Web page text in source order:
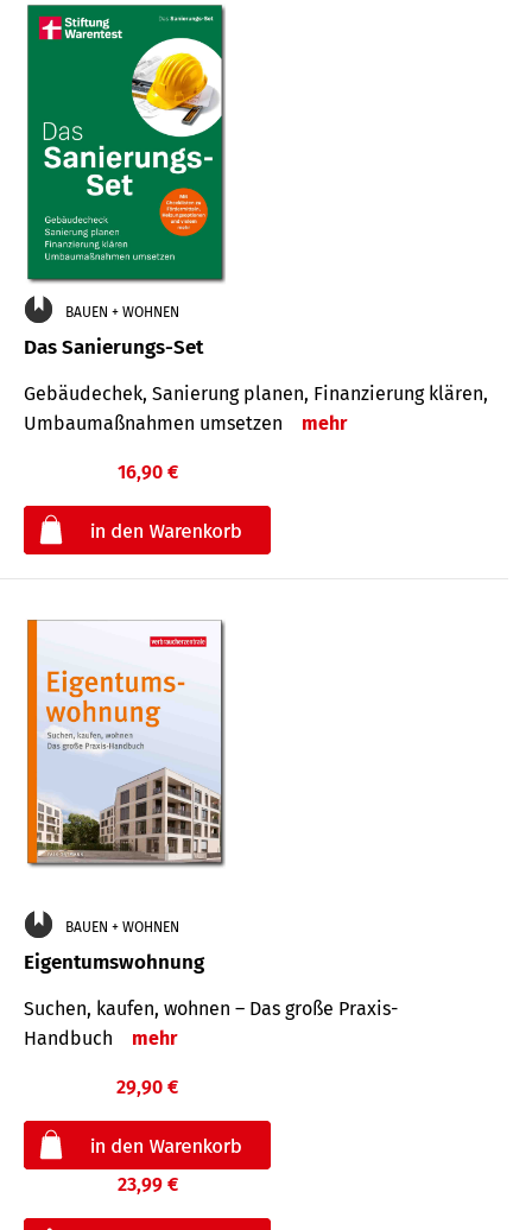
BAUEN + WOHNEN
Das Sanierungs-Set
Gebäudechek, Sanierung planen, Finanzierung klären,
Umbaumaßnahmen umsetzen
mehr
16,90 €
BAUEN + WOHNEN
Eigentumswohnung
Suchen, kaufen, wohnen – Das große Praxis-
Handbuch
mehr
29,90 €
23,99 €